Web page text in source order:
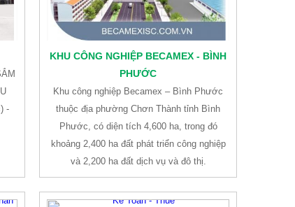
-
KHU CÔNG NGHIỆP BECAMEX - BÌNH
PHƯỚC
Khu công nghiệp Becamex – Bình Phước
thuộc địa phường Chơn Thành tỉnh Bình
Phước, có diện tích 4,600 ha, trong đó
khoảng 2,400 ha đất phát triển công nghiệp
và 2,200 ha đất dịch vụ và đô thị.